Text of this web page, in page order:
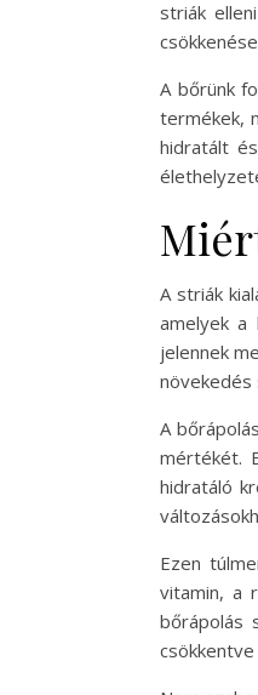
striák
A bőrünk
termékek,
hidratált
A striák
amelyek a
jelennek
növekedés
A
mértékét.
hidratáló
Ezen
vitamin, a
bőrápolás
csökkentve